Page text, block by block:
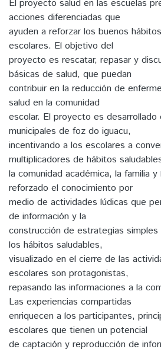
El proyecto salud en las escuelas
acciones diferenciadas que
ayuden a reforzar los buenos
escolares. El objetivo del
proyecto es rescatar, repasar y
básicas de salud, que puedan
contribuir en la reducción de
salud en la comunidad
escolar. El proyecto es desarrollado
municipales de foz do iguacu,
incentivando a los escolares a
multiplicadores de hábitos
la comunidad académica, la familia y
reforzado el conocimiento por
medio de actividades lúdicas que
de información y la
construcción de estrategias
los hábitos saludables,
visualizado en el cierre de las
escolares son protagonistas,
repasando las informaciones a la
Las experiencias compartidas
enriquecen a los participantes,
escolares que tienen un potencial
de captación y reproducción de